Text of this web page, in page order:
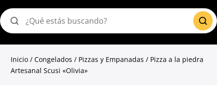
Buscar
Inicio /Congelados / Pizzas y Empanadas / Pizza a la piedra
Artesanal Scusi «Olivia»